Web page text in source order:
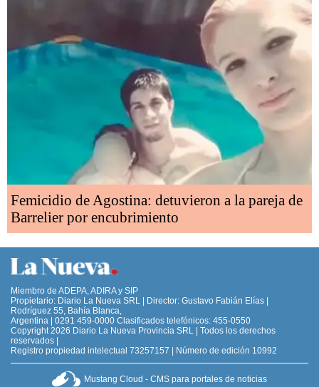
Femicidio de Agostina: detuvieron a la pareja de
Barrelier por encubrimiento
Miembro de ADEPA, ADIRA y SIP
Propietario: Diario La Nueva SRL | Director: Gustavo Fabián Elías |
Rodríguez 55, Bahía Blanca,
Argentina | 0291 459-0000 Clasificados telefónicos: 455-0550
Copyright 2026 Diario La Nueva Provincia SRL | Todos los derechos
reservados |
Registro propiedad intelectual 73257157 | Número de edición 10992
Mustang Cloud - CMS para portales de noticias